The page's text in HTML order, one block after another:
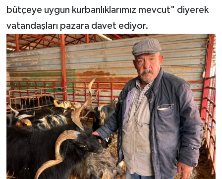
bütçeye uygun kurbanlıklarımız mevcut" diyerek
vatandaşları pazara davet ediyor.